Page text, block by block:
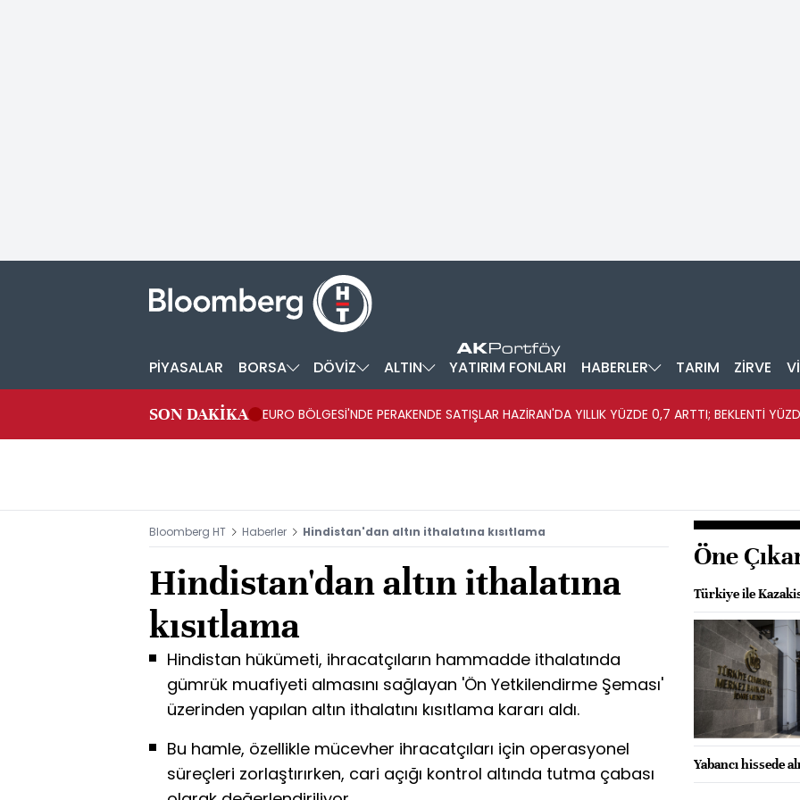
PİYASALAR BORSA DÖVİZ ALTIN YATIRIM FONLARI HABERLER TARIM ZİRVE
SON DAKİKA
EURO BÖLGESİ'NDE PERAKENDE SATIŞLAR HAZİRAN'DA YILLIK YÜZDE 0,7 ARTTI; BEKLENTİ
Bloomberg HT Haberler Hindistan'dan altın ithalatına kısıtlama
Hindistan'dan altın ithalatına
kısıtlama
Hindistan hükümeti, ihracatçıların hammadde ithalatında
gümrük muafiyeti almasını sağlayan 'Ön Yetkilendirme Şeması'
üzerinden yapılan altın ithalatını kısıtlama kararı aldı.
Bu hamle, özellikle mücevher ihracatçıları için operasyonel
süreçleri zorlaştırırken, cari açığı kontrol altında tutma çabası
Öne
Türkiye ile
Yabancı hissede